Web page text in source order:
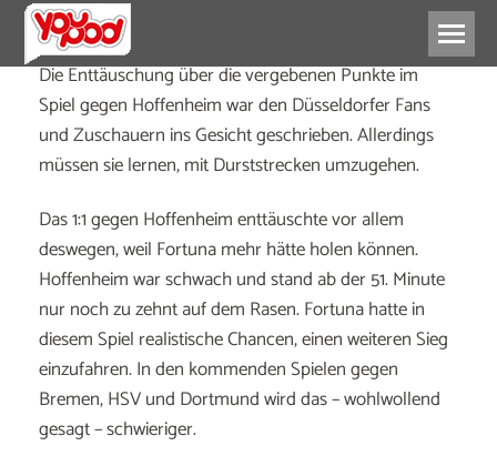
Die Enttäuschung über die vergebenen Punkte im
Spiel gegen Hoffenheim war den Düsseldorfer Fans
und Zuschauern ins Gesicht geschrieben. Allerdings
müssen sie lernen, mit Durststrecken umzugehen.
Das 1:1 gegen Hoffenheim enttäuschte vor allem
deswegen, weil Fortuna mehr hätte holen können.
Hoffenheim war schwach und stand ab der 51. Minute
nur noch zu zehnt auf dem Rasen. Fortuna hatte in
diesem Spiel realistische Chancen, einen weiteren Sieg
einzufahren. In den kommenden Spielen gegen
Bremen, HSV und Dortmund wird das – wohlwollend
gesagt – schwieriger.